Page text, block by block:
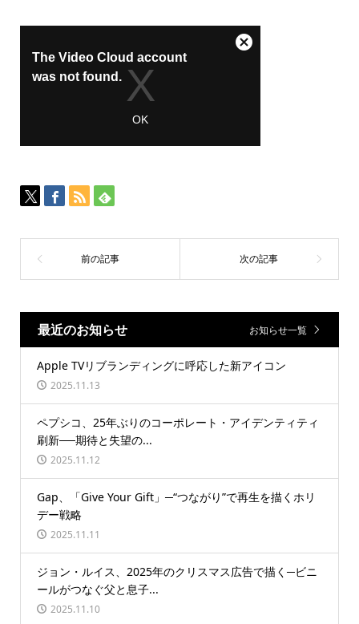
最近のお知らせ お知らせ一覧
Apple TVリブランディングに呼応した新アイコン
2025.11.13
ペプシコ、25年ぶりのコーポレート・アイデンティティ
刷新──期待と失望の...
2025.11.12
Gap、「Give Your Gift」─“つながり”で再生を描くホリ
デー戦略
2025.11.11
ジョン・ルイス、2025年のクリスマス広告で描く─ビニ
ールがつなぐ父と息子...
2025.11.10